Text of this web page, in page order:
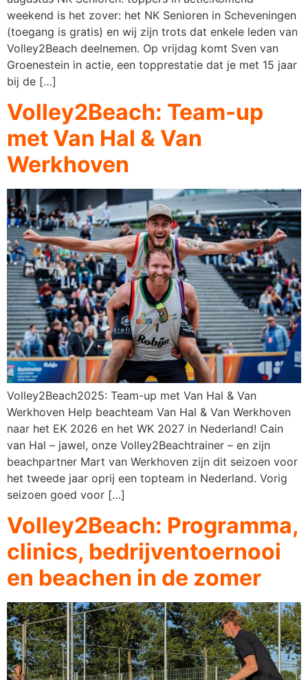
weekend is het zover: het NK Senioren in Scheveningen
(toegang is gratis) en wij zijn trots dat enkele leden van
Volley2Beach deelnemen. Op vrijdag komt Sven van
Groenestein in actie, een topprestatie dat je met 15 jaar
bij de […]
Volley2Beach: Team-up
met Van Hal & Van
Werkhoven
Volley2Beach2025: Team-up met Van Hal & Van
Werkhoven Help beachteam Van Hal & Van Werkhoven
naar het EK 2026 en het WK 2027 in Nederland! Cain
van Hal – jawel, onze Volley2Beachtrainer – en zijn
beachpartner Mart van Werkhoven zijn dit seizoen voor
het tweede jaar oprij een topteam in Nederland. Vorig
seizoen goed voor […]
Volley2Beach: Programma,
clinics, bedrijventoernooi
en beachen in de zomer